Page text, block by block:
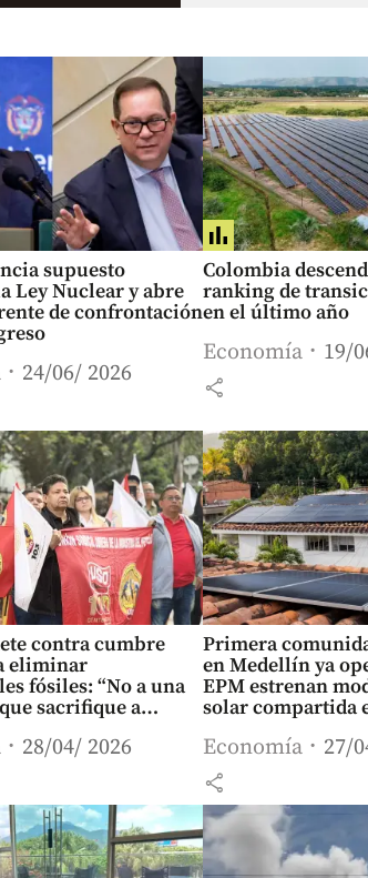
supuesto
Ley Nuclear y abre
de confrontación
24/06/ 2026
Colombia
ranking de
en el último año
Economía 19/
share
contra cumbre
eliminar
fósiles: “No a una
sacrifique a
28/04/ 2026
Primera
en Medellín ya
EPM estrenan
solar compartida
Economía 27/
share